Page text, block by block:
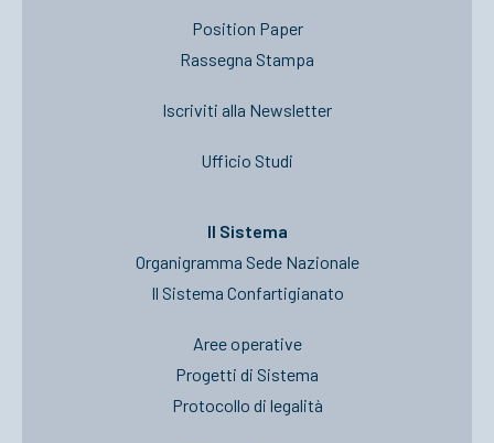
Position Paper
Rassegna Stampa
Iscriviti alla Newsletter
Ufficio Studi
Il Sistema
Organigramma Sede Nazionale
Il Sistema Confartigianato
Aree operative
Progetti di Sistema
Protocollo di legalità